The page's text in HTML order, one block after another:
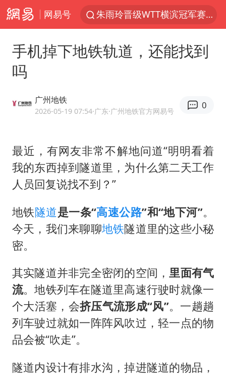
网易号
朱雨玲晋级WTT横滨冠军赛女单八强
陕西省委书记赶赴柞水县杏坪镇
年内第一高价股今日打新
改名后的“青海拉面”店
粉笔教育发布“自曝式”公开信
四川宜宾市高县发生4.9级地震
国民党推出AI发言人“郑小文”
“中国蔬菜之乡”最高温达41.8℃
如何把百年大党建设得更加坚强有力？
手机掉下地铁轨道，还能找到
吗
广州地铁
2026-05-19 07:54·广东·广州地铁官方网易号
0
最近，有网友非常不解地问道“明明看着
我的东西掉到隧道里，为什么第二天工作
人员回复说找不到？”
地铁隧道是一条“高速公路”和“地下河”。
今天，我们来聊聊地铁隧道里的这些小秘
密。
其实隧道并非完全密闭的空间，里面有气
流。地铁列车在隧道里高速行驶时就像一
个大活塞，会挤压气流形成“风”。一趟趟
列车驶过就如一阵阵风吹过，轻一点的物
品会被“吹走”。
隧道内设计有排水沟，掉进隧道的物品，